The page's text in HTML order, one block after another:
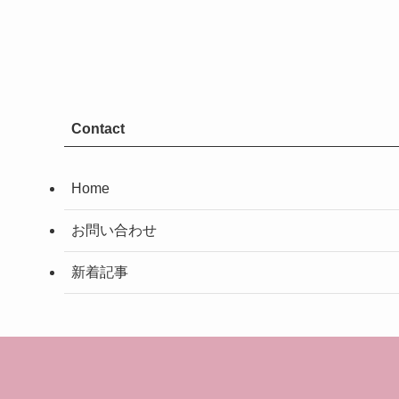
Contact
Home
お問い合わせ
新着記事